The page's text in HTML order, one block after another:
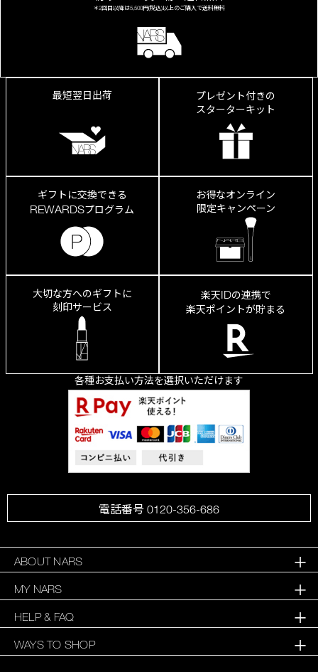
ワ
＊2回目以降は5,500円(税込)以上のご購入で送料無料
最短翌日出荷
プレゼント付きの
スターターキット
ギフトに交換できる
REWARDSプログラム
お得なオンライン
限定キャンペーン
大切な方へのギフトに
刻印サービス
楽天IDの連携で
楽天ポイントが貯まる
各種お支払い方法を選択いただけます
電話番号 0120-356-686
ABOUT NARS
MY NARS
HELP & FAQ
WAYS TO SHOP